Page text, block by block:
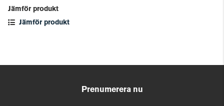
Jämför produkt
Jämför produkt
Prenumerera nu